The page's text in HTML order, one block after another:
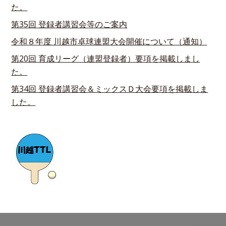
た。
第35回 登録者講習会等のご案内
令和８年度 川越市卓球連盟大会開催について（通知）
第20回 育成リーグ（連盟登録者）要項を掲載しまし
た。
第34回 登録者講習会＆ミックスＤ大会要項を掲載しま
した。